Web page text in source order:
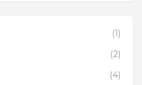
(1)
(2)
(4)